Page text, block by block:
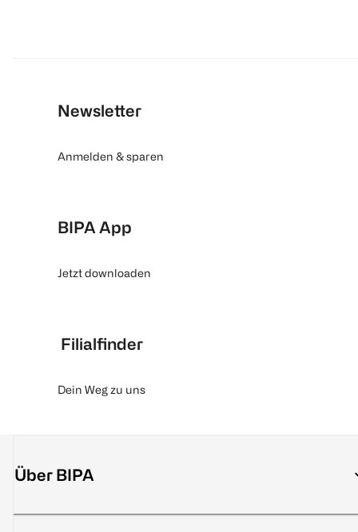
Newsletter
Anmelden & sparen
BIPA App
Jetzt downloaden
Filialfinder
Dein Weg zu uns
Über BIPA